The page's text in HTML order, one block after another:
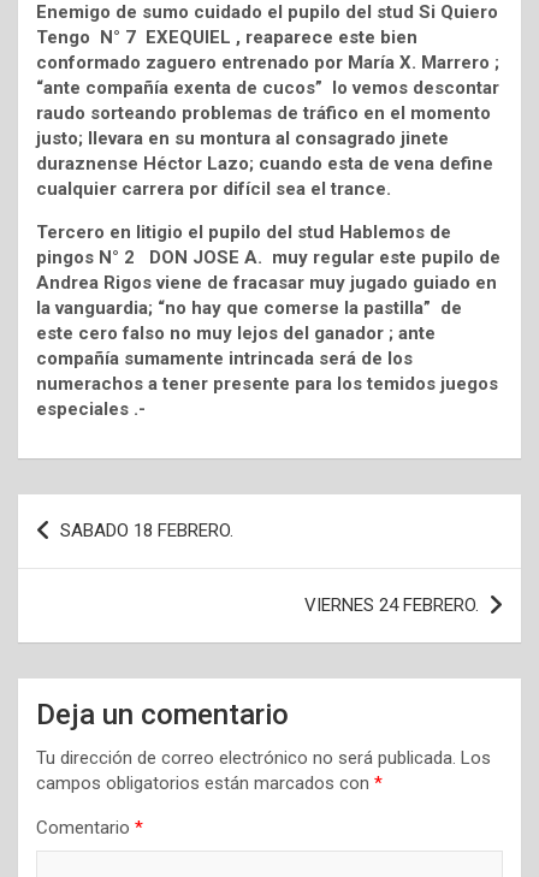
Enemigo de sumo cuidado el pupilo del stud Si Quiero
Tengo N° 7 EXEQUIEL , reaparece este bien
conformado zaguero entrenado por María X. Marrero ;
“ante compañía exenta de cucos” lo vemos descontar
raudo sorteando problemas de tráfico en el momento
justo; llevara en su montura al consagrado jinete
duraznense Héctor Lazo; cuando esta de vena define
cualquier carrera por difícil sea el trance.
Tercero en litigio el pupilo del stud Hablemos de
pingos N° 2 DON JOSE A. muy regular este pupilo de
Andrea Rigos viene de fracasar muy jugado guiado en
la vanguardia; “no hay que comerse la pastilla” de
este cero falso no muy lejos del ganador ; ante
compañía sumamente intrincada será de los
numerachos a tener presente para los temidos juegos
especiales .-
Navegación
de
SABADO 18 FEBRERO.
VIERNES 24 FEBRERO.
Deja un comentario
Tu dirección de correo electrónico no será publicada. Los
campos obligatorios están marcados con *
Comentario *